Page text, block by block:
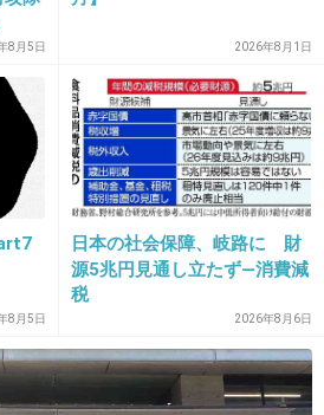
トみたい。
+95 -4
8月5日 2026年8月1日
8月5日
日本の社会保障、岐路に 財
源5兆円見通し立たず―消費減
税
2026年8月6日